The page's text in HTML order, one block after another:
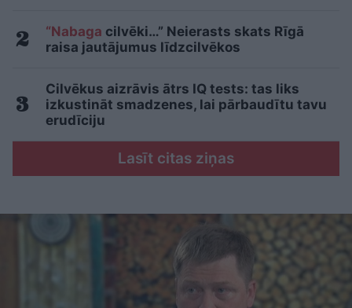
“Nabaga cilvēki…” Neierasts skats Rīgā
raisa jautājumus līdzcilvēkos
Cilvēkus aizrāvis ātrs IQ tests: tas liks
izkustināt smadzenes, lai pārbaudītu tavu
erudīciju
Lasīt citas ziņas